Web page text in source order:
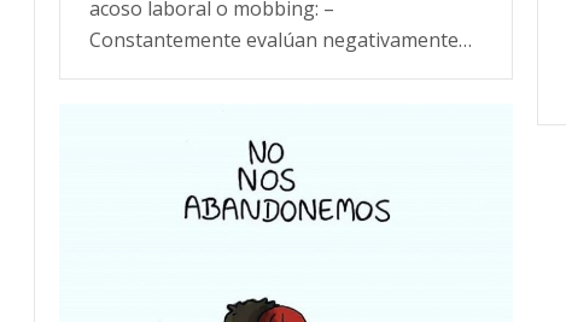
acoso laboral o mobbing: –
Constantemente evalúan negativamente…